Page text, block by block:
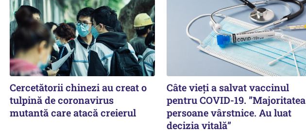
Cercetătorii chinezi au creat o
tulpină de coronavirus
mutantă care atacă creierul
Câte vieți a salvat vaccinul
pentru COVID-19. ”Majoritatea
persoane vârstnice. Au luat
decizia vitală”